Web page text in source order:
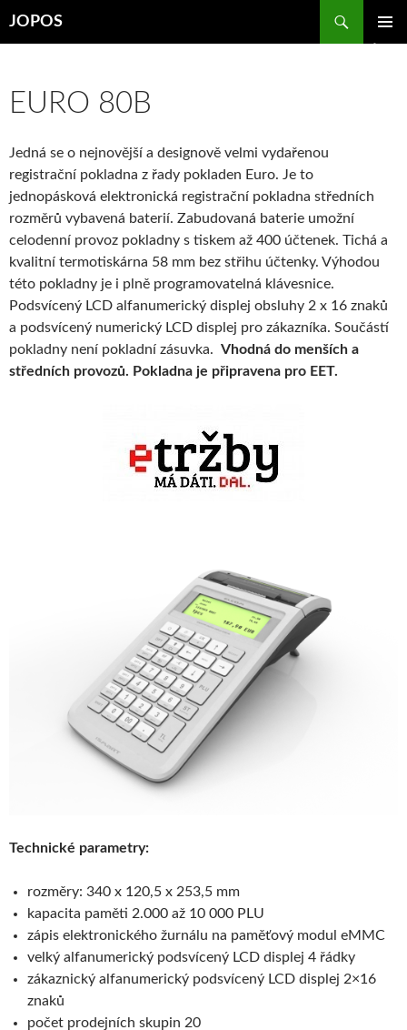
JOPOS
EURO 80B
Jedná se o nejnovější a designově velmi vydařenou
registrační pokladna z řady pokladen Euro. Je to
jednopásková elektronická registrační pokladna středních
rozměrů vybavená baterií. Zabudovaná baterie umožní
celodenní provoz pokladny s tiskem až 400 účtenek. Tichá a
kvalitní termotiskárna 58 mm bez střihu účtenky. Výhodou
této pokladny je i plně programovatelná klávesnice.
Podsvícený LCD alfanumerický displej obsluhy 2 x 16 znaků
a podsvícený numerický LCD displej pro zákazníka. Součástí
pokladny není pokladní zásuvka. Vhodná do menších a
středních provozů. Pokladna je připravena pro EET.
Technické parametry:
rozměry: 340 x 120,5 x 253,5 mm
kapacita paměti 2.000 až 10 000 PLU
zápis elektronického žurnálu na paměťový modul eMMC
velký alfanumerický podsvícený LCD displej 4 řádky
zákaznický alfanumerický podsvícený LCD displej 2×16
znaků
počet prodejních skupin 20